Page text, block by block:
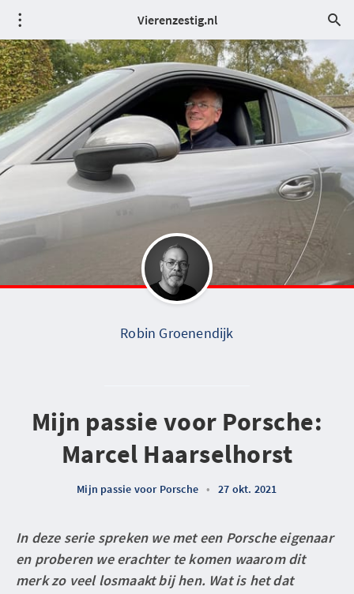
Vierenzestig.nl
Robin Groenendijk
Mijn passie voor Porsche:
Marcel Haarselhorst
Mijn passie voor Porsche • 27 okt. 2021
In deze serie spreken we met een Porsche eigenaar
en proberen we erachter te komen waarom dit
merk zo veel losmaakt bij hen. Wat is het dat